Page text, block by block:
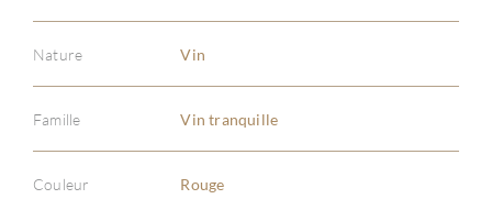
Nature Vin
Famille Vin tranquille
Couleur Rouge